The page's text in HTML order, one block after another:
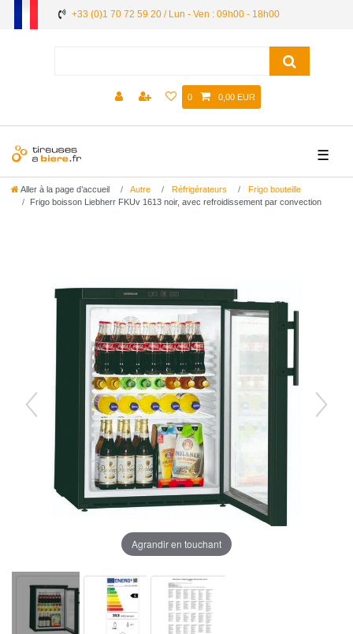
+33 (0)1 70 72 59 20 / Lun - Ven : 09h00 - 18h00
0 0,00 EUR
☰
Aller à la page d’accueil Autre Réfrigérateurs
Frigo bouteille
Frigo boisson Liebherr FKUv 1613 noir, avec refroidissement par convection
Agrandir en touchant